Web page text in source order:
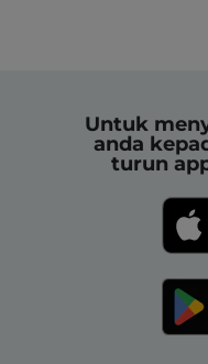
Untuk
anda
turun